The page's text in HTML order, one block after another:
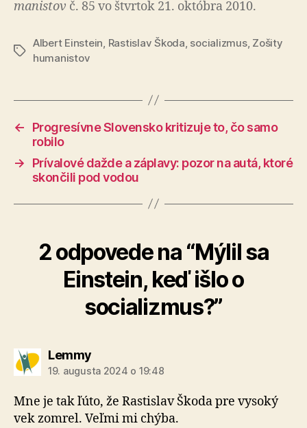
ma­nis­tov č. 85 vo štvrtok 21. októbra 2010.
Značky
Albert Einstein Rastislav Škoda socializmus, Zošity
humanistov
←
Progresívne Slovensko kritizuje to, čo samo
robilo
→
Prívalové dažde a záplavy: pozor na autá, ktoré
skončili pod vodou
2 odpovede na “Mýlil sa
Einstein, keď išlo o
socializmus?”
Lemmyhovorí:
19. augusta 2024 o 19:48
Mne je tak ľúto, že Rastislav Škoda pre vysoký
vek zomrel. Veľmi mi chýba.